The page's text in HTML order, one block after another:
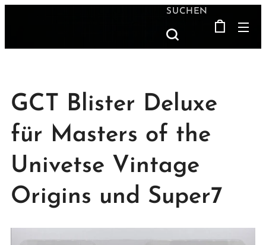
SUCHEN
GCT Blister Deluxe
für Masters of the
Univetse Vintage
Origins und Super7